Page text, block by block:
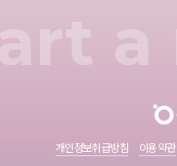
a
개인정보취급방침 이용약관